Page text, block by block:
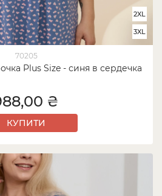
70205
Plus Size - синя в сердечка
2XL
3XL
₴
КУПИТИ